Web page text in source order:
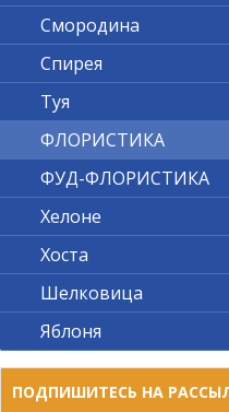
Смородина
Спирея
Туя
ФЛОРИСТИКА
ФУД-ФЛОРИСТИКА
Хелоне
Хоста
Шелковица
Яблоня
ПОДПИШИТЕСЬ НА